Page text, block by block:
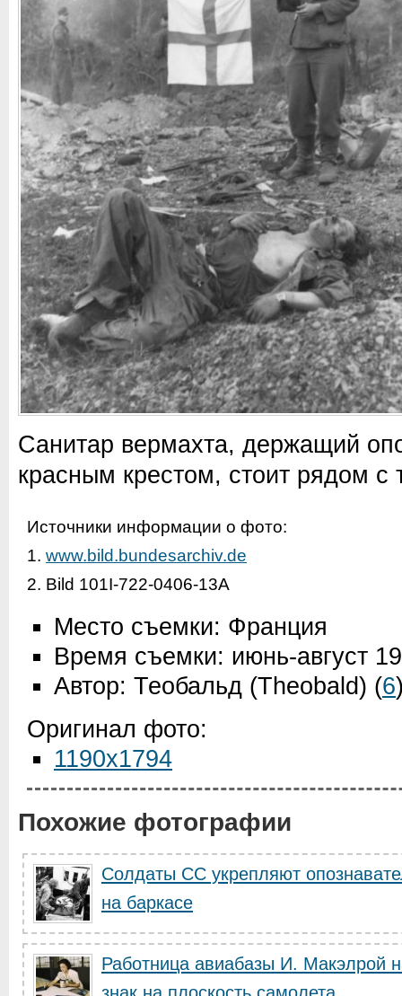
Санитар вермахта, держащий
красным крестом, стоит рядом
Источники информации о фото:
1. www.bild.bundesarchiv.de
2. Bild 101I-722-0406-13A
Место съемки: Франция
Время съемки: июнь-август
Автор: Теобальд (Theobald) (6
Оригинал фото:
1190x1794
Похожие фотографии
Солдаты СС укрепляют
на баркасе
Работница авиабазы И. Макэлрой